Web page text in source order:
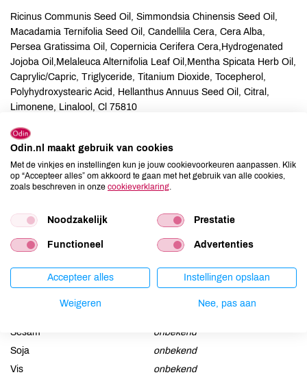
Ricinus Communis Seed Oil, Simmondsia Chinensis Seed Oil,
Macadamia Ternifolia Seed Oil, Candellila Cera, Cera Alba,
Persea Gratissima Oil, Copernicia Cerifera Cera,Hydrogenated
Jojoba Oil,Melaleuca Alternifolia Leaf Oil,Mentha Spicata Herb Oil,
Caprylic/Capric, Triglyceride, Titanium Dioxide, Tocepherol,
Polyhydroxystearic Acid, Hellanthus Annuus Seed Oil, Citral,
Limonene, Linalool, Cl 75810
Allergenen
Aardnoten
onbekend
Ei
onbekend
Lactose
onbekend
Lupine
onbekend
onbekend
Schaaldieren
Sesam
onbekend
Soja
onbekend
Vis
onbekend
Odin.nl maakt gebruik van cookies
Met de vinkjes en instellingen kun je jouw cookievoorkeuren aanpassen. Klik
op “Accepteer alles” om akkoord te gaan met het gebruik van alle cookies,
zoals beschreven in onze cookieverklaring
Noodzakelijk Prestatie
Functioneel Advertenties
Accepteer alles Instellingen opslaan
Weigeren Nee, pas aan